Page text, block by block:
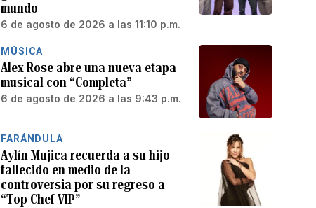
mundo
6 de agosto de 2026 a las 11:10 p.m.
MÚSICA
Alex Rose abre una nueva etapa
musical con “Completa”
6 de agosto de 2026 a las 9:43 p.m.
FARÁNDULA
Aylín Mujica recuerda a su hijo
fallecido en medio de la
controversia por su regreso a
“Top Chef VIP”